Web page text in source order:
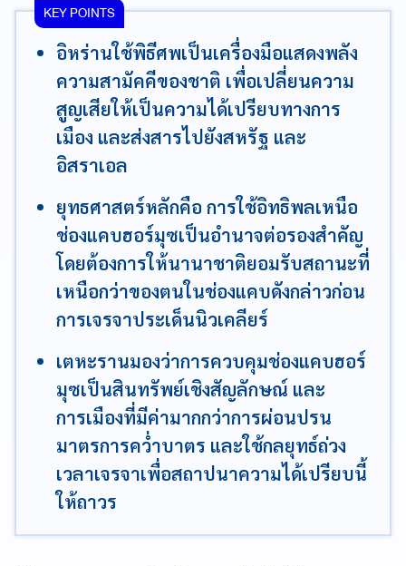
KEY POINTS
อิหร่านใช้พิธีศพเป็นเครื่องมือแสดงพลัง
ความสามัคคีของชาติ เพื่อเปลี่ยนความ
สูญเสียให้เป็นความได้เปรียบทางการ
เมือง และส่งสารไปยังสหรัฐ และ
อิสราเอล
ยุทธศาสตร์หลักคือ การใช้อิทธิพลเหนือ
ช่องแคบฮอร์มุซเป็นอำนาจต่อรองสำคัญ
โดยต้องการให้นานาชาติยอมรับสถานะที่
เหนือกว่าของตนในช่องแคบดังกล่าวก่อน
การเจรจาประเด็นนิวเคลียร์
เตหะรานมองว่าการควบคุมช่องแคบฮอร์
มุซเป็นสินทรัพย์เชิงสัญลักษณ์ และ
การเมืองที่มีค่ามากกว่าการผ่อนปรน
มาตรการคว่ำบาตร และใช้กลยุทธ์ถ่วง
เวลาเจรจาเพื่อสถาปนาความได้เปรียบนี้
ให้ถาวร